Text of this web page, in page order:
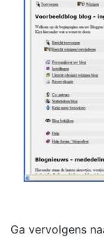
Ga vervolgens